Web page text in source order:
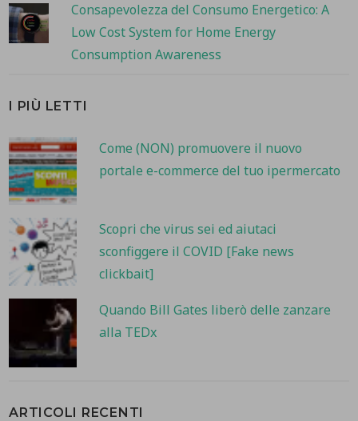
Consapevolezza del Consumo Energetico: A
Low Cost System for Home Energy
Consumption Awareness
I PIÙ LETTI
Come (NON) promuovere il nuovo
portale e-commerce del tuo ipermercato
Scopri che virus sei ed aiutaci
sconfiggere il COVID [Fake news
clickbait]
Quando Bill Gates liberò delle zanzare
alla TEDx
ARTICOLI RECENTI